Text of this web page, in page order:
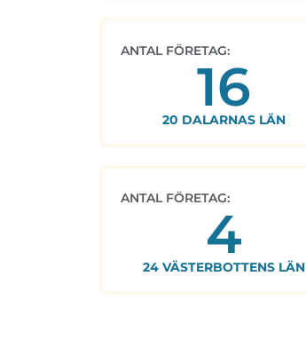
ANTAL FÖRETAG:
16
20 DALARNAS LÄN
ANTAL FÖRETAG:
4
24 VÄSTERBOTTENS LÄN